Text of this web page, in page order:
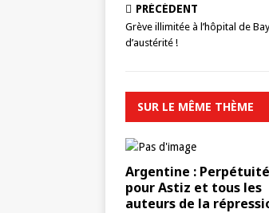
PRÉCÉDENT
Grève illimitée à l’hôpital de
d’austérité !
SUR LE MÊME THÈME
Argentine : Perpétuité
pour Astiz et tous les
auteurs de la